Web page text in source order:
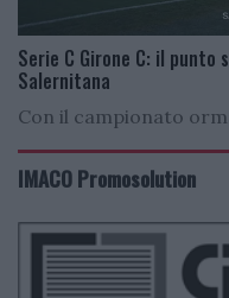
Serie C Girone C: il
Salernitana
Con il campionato
IMACO Promosolution